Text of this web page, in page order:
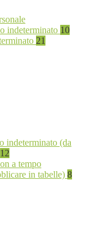
indeterminato 10
21
indeterminato (da
12
a tempo
in tabelle) 8